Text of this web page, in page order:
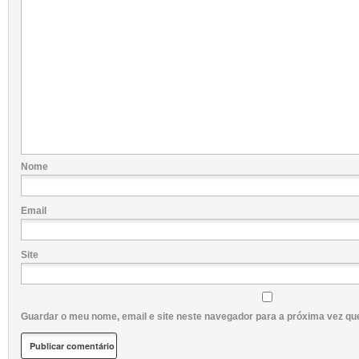
Nome
Email
Site
Guardar o meu nome, email e site neste navegador para a próxima vez